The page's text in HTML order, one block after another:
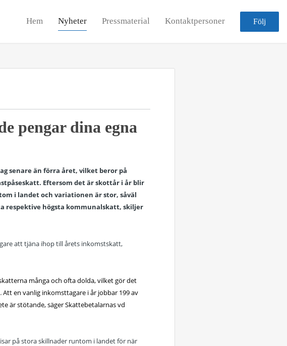
Hem Nyheter Pressmaterial Kontaktpersoner Följ
pengar dina egna
senare än förra året, vilket beror på
Eftersom det är skottår i år blir
i landet och variationen är stor, såväl
respektive högsta kommunalskatt, skiljer
att tjäna ihop till årets inkomstskatt,
många och ofta dolda, vilket gör det
en vanlig inkomsttagare i år jobbar 199 av
är stötande, säger Skattebetalarnas vd
på stora skillnader runtom i landet för när